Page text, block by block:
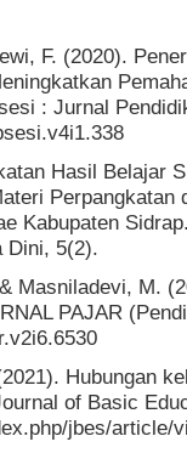
F. (2020).
: Jurnal
Hasil Belajar
Kabupaten
Dini, 5(2).
Masniladevi, M.
PAJAR
Hubungan
of Basic
jbes/article/